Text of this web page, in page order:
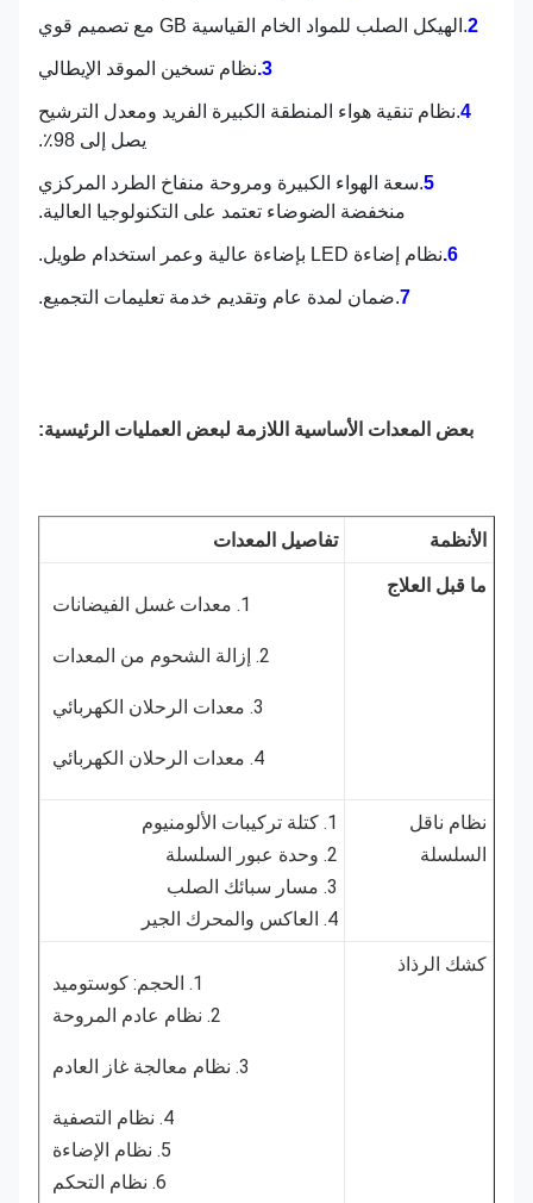
الهيكل الصلب للمواد الخام القياسية GB مع تصميم قوي
نظام تسخين الموقد الإيطالي
.نظام تنقية هواء المنطقة الكبيرة الفريد ومعدل الترشيح
يصل إلى 98٪.
.سعة الهواء الكبيرة ومروحة منفاخ الطرد المركزي
منخفضة الضوضاء تعتمد على التكنولوجيا العالية.
نظام إضاءة LED بإضاءة عالية وعمر استخدام طويل.
.ضمان لمدة عام وتقديم خدمة تعليمات التجميع.
بعض المعدات الأساسية اللازمة لبعض العمليات الرئيسية:
الأنظمة
تفاصيل المعدات
ما قبل العلاج
نظام ناقل
السلسلة
كشك الرذاذ